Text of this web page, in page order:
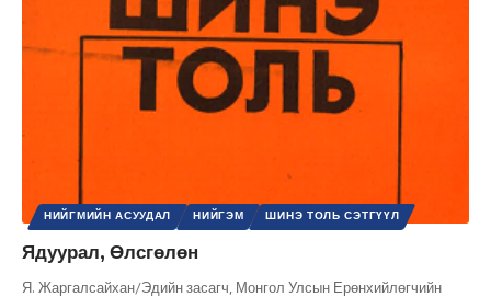
НИЙГМИЙН АСУУДАЛ НИЙГЭМ ШИНЭ ТОЛЬ СЭТГҮҮЛ
Ядуурал, Өлсгөлөн
Я. Жаргалсайхан/Эдийн засагч, Монгол Улсын Ерөнхийлөгчийн